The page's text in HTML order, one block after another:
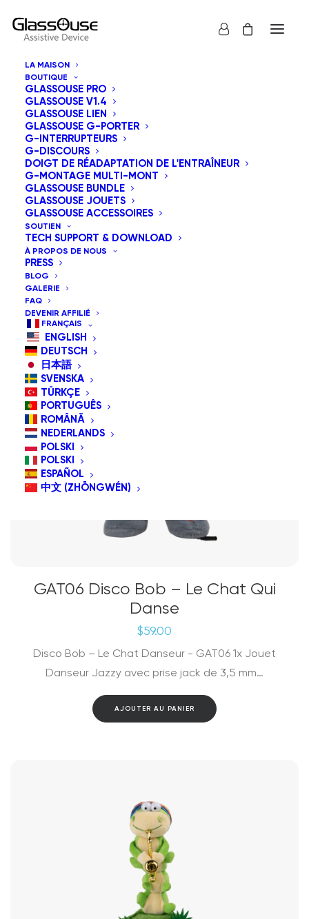
LA MAISON
BOUTIQUE
GLASSOUSE PRO
GLASSOUSE V1.4
GLASSOUSE LIEN
GLASSOUSE G-PORTER
G-INTERRUPTEURS
G-DISCOURS
DOIGT DE RÉADAPTATION DE L'ENTRAÎNEUR
G-MONTAGE MULTI-MONT
GLASSOUSE BUNDLE
GLASSOUSE JOUETS
GLASSOUSE ACCESSOIRES
SOUTIEN
TECH SUPPORT & DOWNLOAD
À PROPOS DE NOUS
PRESS
BLOG
GALERIE
FAQ
DEVENIR AFFILIÉ
FRANÇAIS
ENGLISH
DEUTSCH
日本語
SVENSKA
TÜRKÇE
PORTUGUÊS
ROMÂNĂ
NEDERLANDS
POLSKI
POLSKI
ESPAÑOL
中文 (ZHŌNGWÉN)
Tous GlassOuse Jouets
Tri par tarif décroissant
Tri par défaut
Tri par popularité
Tri par tarif croissant
GAT06 Disco Bob – Le Chat Qui
Danse
$59.00
Disco Bob – Le Chat Danseur - GAT06 1x Jouet
Danseur Jazzy avec prise jack de 3,5 mm…
AJOUTER AU PANIER